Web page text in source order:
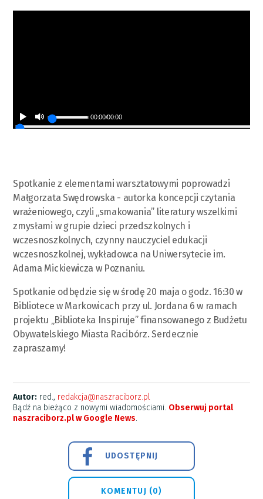
00:00/00:00
Spotkanie z elementami warsztatowymi poprowadzi
Małgorzata Swędrowska - autorka koncepcji czytania
wrażeniowego, czyli „smakowania” literatury wszelkimi
zmysłami w grupie dzieci przedszkolnych i
wczesnoszkolnych, czynny nauczyciel edukacji
wczesnoszkolnej, wykładowca na Uniwersytecie im.
Adama Mickiewicza w Poznaniu.
Spotkanie odbędzie się w środę 20 maja o godz. 16:30 w
Bibliotece w Markowicach przy ul. Jordana 6 w ramach
projektu „Biblioteka Inspiruje” finansowanego z Budżetu
Obywatelskiego Miasta Racibórz. Serdecznie
zapraszamy!
Autor: red., redakcja@naszraciborz.pl
Bądź na bieżąco z nowymi wiadomościami. Obserwuj portal
naszraciborz.pl w Google News.
UDOSTĘPNIJ
KOMENTUJ (0)